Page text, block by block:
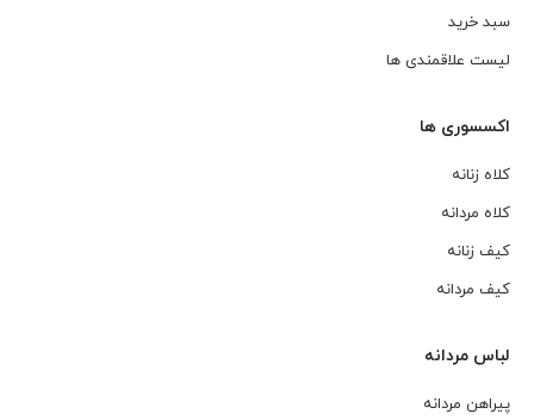
سبد خرید
لیست علاقمندی ها
اکسسوری ها
کلاه زنانه
کلاه مردانه
کیف زنانه
کیف مردانه
لباس مردانه
پیراهن مردانه